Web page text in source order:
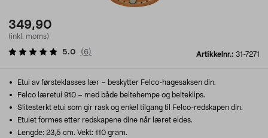
349,90
(inkl. moms)
Artikkelnr.: 31-7271
5.0 (6)
Etui av førsteklasses lær – beskytter Felco-hagesaksen din.
Felco læretui 910 – med både beltehempe og belteklips.
Slitesterkt etui som gir rask og enkel tilgang til Felco-redskapen din.
Etuiet formes etter redskapene dine når læret eldes.
Lengde: 23,5 cm. Vekt: 110 gram.